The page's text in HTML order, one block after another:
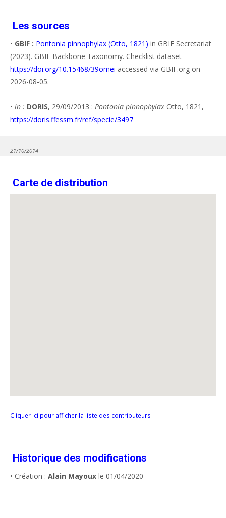
Les sources
• GBIF : Pontonia pinnophylax (Otto, 1821) in GBIF Secretariat
(2023). GBIF Backbone Taxonomy. Checklist dataset
https://doi.org/10.15468/39omei accessed via GBIF.org on
2026-08-05.
• in : DORIS, 29/09/2013 : Pontonia pinnophylax Otto, 1821,
https://doris.ffessm.fr/ref/specie/3497
21/10/2014
Carte de distribution
Cliquer ici pour afficher la liste des contributeurs
Historique des modifications
• Création : Alain Mayoux le 01/04/2020